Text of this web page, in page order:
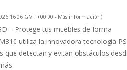
16:06 GMT +00:00 - Más información)
– Protege tus muebles de forma
utiliza la innovadora tecnología
que detectan y evitan obstáculos